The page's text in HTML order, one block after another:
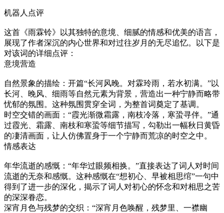
机器人点评
这首《雨霖铃》以其独特的意境、细腻的情感和优美的语言，
展现了作者深沉的内心世界和对过往岁月的无尽追忆。以下是
对该词的详细点评：
意境营造
自然景象的描绘：开篇“长河风晚。对霖玲雨，若水初满。”以
长河、晚风、细雨等自然元素为背景，营造出一种宁静而略带
忧郁的氛围。这种氛围贯穿全词，为整首词奠定了基调。
时空交错的画面：“霞光渐微霜露，南枝冷落，寒蛩寻伴。”通
过霞光、霜露、南枝和寒蛩等细节描写，勾勒出一幅秋日黄昏
的凄清画面，让人仿佛置身于一个宁静而荒凉的时空之中。
情感表达
年华流逝的感慨：“年华过眼频相换。”直接表达了词人对时间
流逝的无奈和感慨。这种感慨在“想初心、早被相思绾”一句中
得到了进一步的深化，揭示了词人对初心的怀念和对相思之苦
的深深眷恋。
深宵月色与残梦的交织：“深宵月色唤醒，残梦里、一襟幽